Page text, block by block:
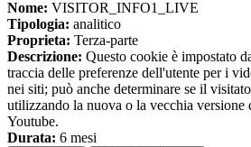
Nome: VISITOR_INFO1_LIVE
Tipologia: analitico
Proprieta: Terza-parte
Descrizione: Questo cookie è impostato
traccia delle preferenze dell'utente per i
nei siti; può anche determinare se il
utilizzando la nuova o la vecchia versione
Youtube.
Durata: 6 mesi